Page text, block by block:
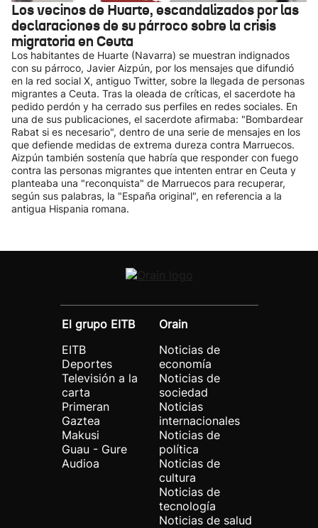
Los vecinos de Huarte, escandalizados por las
declaraciones de su párroco sobre la crisis
migratoria en Ceuta
Los habitantes de Huarte (Navarra) se muestran indignados
con su párroco, Javier Aizpún, por los mensajes que difundió
en la red social X, antiguo Twitter, sobre la llegada de personas
migrantes a Ceuta. Tras la oleada de críticas, el sacerdote ha
pedido perdón y ha cerrado sus perfiles en redes sociales. En
una de sus publicaciones, el sacerdote afirmaba: "Bombardear
Rabat si es necesario", dentro de una serie de mensajes en los
que defiende medidas de extrema dureza contra Marruecos.
Aizpún también sostenía que habría que responder con fuego
contra las personas migrantes que intenten entrar en Ceuta y
planteaba una "reconquista" de Marruecos para recuperar,
según sus palabras, la "España original", en referencia a la
antigua Hispania romana.
El grupo EITB
EITB
Deportes
Televisión a la
carta
Primeran
Gaztea
Makusi
Guau - Gure
Audioa
Orain
Noticias de
economía
Noticias de
sociedad
Noticias
internacionales
Noticias de
política
Noticias de
cultura
Noticias de
tecnología
Noticias de salud